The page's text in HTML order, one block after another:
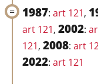
1987: art 121,
art 121, 2002:
121, 2008: art
2022: art 121